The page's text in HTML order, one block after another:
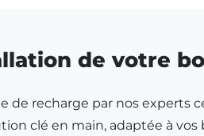
de votre
de recharge par nos experts
clé en main, adaptée à vos